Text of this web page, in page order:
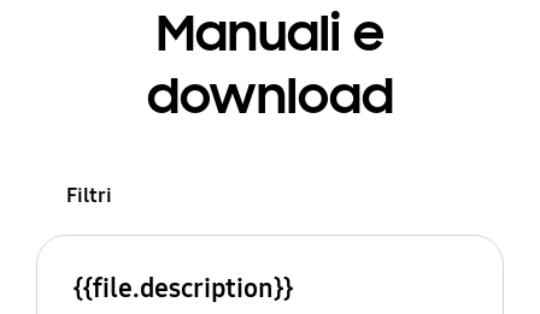
Manuali e
download
Filtri
{{file.description}}